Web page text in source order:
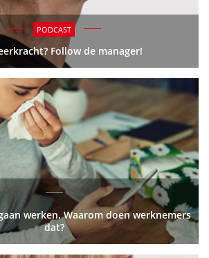
PODCAST
Follow de manager!
werken. Waarom doen werknemers
dat?